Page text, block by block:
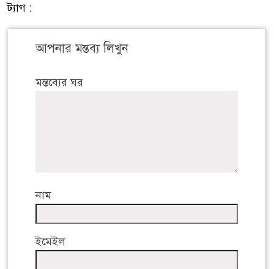
ট্যাগ :
আপনার মন্তব্য লিখুন
মন্তব্যের ঘর
নাম
ইমেইল